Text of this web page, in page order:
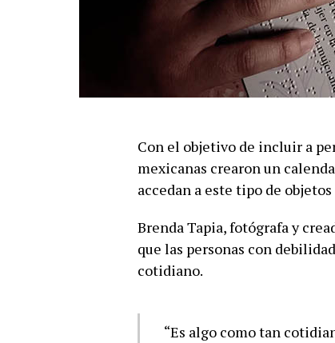
Con el objetivo de incluir a
mexicanas crearon un
accedan a este tipo de
Brenda Tapia, fotógrafa y
que las personas con
cotidiano.
“Es algo como tan